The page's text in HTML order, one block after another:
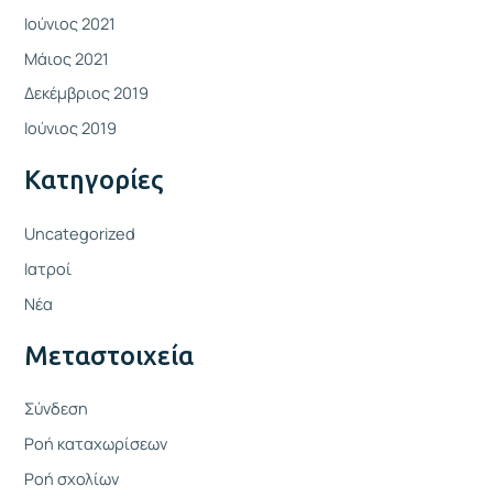
Ιούνιος 2021
Μάιος 2021
Δεκέμβριος 2019
Ιούνιος 2019
Kατηγορίες
Uncategorized
Ιατροί
Νέα
Μεταστοιχεία
Σύνδεση
Ροή καταχωρίσεων
Ροή σχολίων